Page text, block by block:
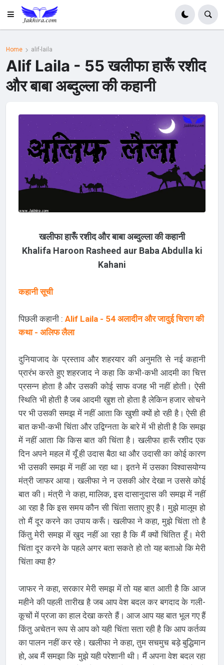
Home alif-laila
Alif Laila - 55 खलीफा हारूँ रशीद
और बाबा अब्दुल्ला की कहानी
खलीफा हारूँ रशीद और बाबा अब्दुल्ला की कहानी
Khalifa Haroon Rasheed aur Baba Abdulla ki
Kahani
कहानी सूची
पिछली कहानी : Alif Laila - 54 अलादीन और जादुई चिराग की
कथा - अलिफ लैला
दुनियाजाद के प्रस्ताव और शहरयार की अनुमति से नई कहानी
प्रारंभ करते हुए शहरजाद ने कहा कि कभी-कभी आदमी का चित्त
प्रसन्न होता है और उसकी कोई साफ वजह भी नहीं होती। ऐसी
स्थिति भी होती है जब आदमी खुश तो होता है लेकिन हजार सोचने
पर भी उसकी समझ में नहीं आता कि खुशी क्यों हो रही है। ऐसी ही
बात कभी-कभी चिंता और उद्विग्नता के बारे में भी होती है कि समझ
में नहीं आता कि किस बात की चिंता है। खलीफा हारूँ रशीद एक
दिन अपने महल में यूँ ही उदास बैठा था और उदासी का कोई कारण
भी उसकी समझ में नहीं आ रहा था। इतने में उसका विश्वासयोग्य
मंत्री जाफर आया। खलीफा ने न उसकी ओर देखा न उससे कोई
बात की। मंत्री ने कहा, मालिक, इस दासानुदास की समझ में नहीं
आ रहा है कि इस समय कौन सी चिंता सताए हुए है। मुझे मालूम हो
तो मैं दूर करने का उपाय करूँ। खलीफा ने कहा, मुझे चिंता तो है
किंतु मेरी समझ में खुद नहीं आ रहा है कि मैं क्यों चिंतित हूँ। मेरी
चिंता दूर करने के पहले अगर बता सकते हो तो यह बताओ कि मेरी
चिंता क्या है?
जाफर ने कहा, सरकार मेरी समझ में तो यह बात आती है कि आज
महीने की पहली तारीख है जब आप वेश बदल कर बगदाद के गली-
कूचों में प्रजा का हाल देखा करते हैं। आज आप यह बात भूल गए हैं
किंतु अचेतन रूप से आप को यही चिंता सता रही है कि आप कर्तव्य
का पालन नहीं कर रहे। खलीफा ने कहा, तुम सचमुच बड़े बुद्धिमान
हो, अब मैं समझा कि मुझे यही परेशानी थी। मैं अपना वेश बदल रहा